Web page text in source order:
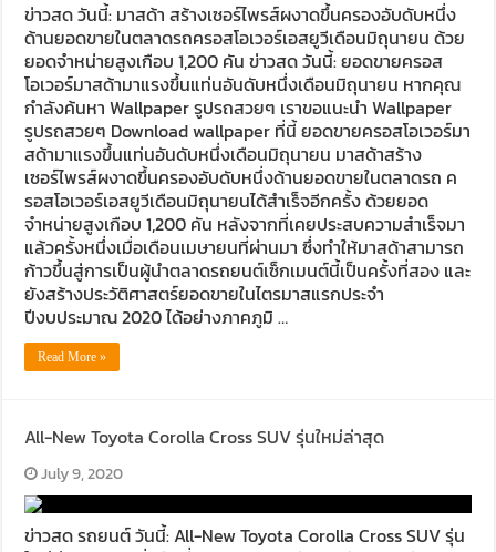
ข่าวสด วันนี้: มาสด้า สร้างเซอร์ไพรส์ผงาดขึ้นครองอับดับหนึ่ง
ด้านยอดขายในตลาดรถครอสโอเวอร์เอสยูวีเดือนมิถุนายน ด้วย
ยอดจำหน่ายสูงเกือบ 1,200 คัน ข่าวสด วันนี้: ยอดขายครอส
โอเวอร์มาสด้ามาแรงขึ้นแท่นอันดับหนึ่งเดือนมิถุนายน หากคุณ
กำลังค้นหา Wallpaper รูปรถสวยๆ เราขอแนะนำ Wallpaper
รูปรถสวยๆ Download wallpaper ที่นี้ ยอดขายครอสโอเวอร์มา
สด้ามาแรงขึ้นแท่นอันดับหนึ่งเดือนมิถุนายน มาสด้าสร้าง
เซอร์ไพรส์ผงาดขึ้นครองอับดับหนึ่งด้านยอดขายในตลาดรถ ค
รอสโอเวอร์เอสยูวีเดือนมิถุนายนได้สำเร็จอีกครั้ง ด้วยยอด
จำหน่ายสูงเกือบ 1,200 คัน หลังจากที่เคยประสบความสำเร็จมา
แล้วครั้งหนึ่งเมื่อเดือนเมษายนที่ผ่านมา ซึ่งทำให้มาสด้าสามารถ
ก้าวขึ้นสู่การเป็นผู้นำตลาดรถยนต์เซ็กเมนต์นี้เป็นครั้งที่สอง และ
ยังสร้างประวัติศาสตร์ยอดขายในไตรมาสแรกประจำ
ปีงบประมาณ 2020 ได้อย่างภาคภูมิ …
Read More »
All-New Toyota Corolla Cross SUV รุ่นใหม่ล่าสุด
July 9, 2020
ข่าวสด รถยนต์ วันนี้: All-New Toyota Corolla Cross SUV รุ่น